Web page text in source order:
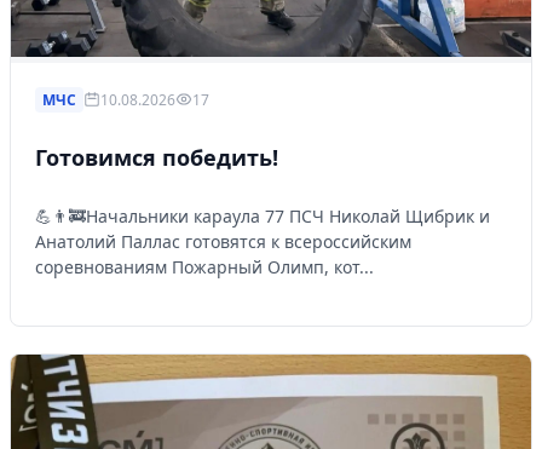
МЧС 10.08.2026 17
Готовимся победить!
💪👨‍🚒Начальники караула 77 ПСЧ Николай Щибрик и
Анатолий Паллас готовятся к всероссийским
соревнованиям Пожарный Олимп, кот...